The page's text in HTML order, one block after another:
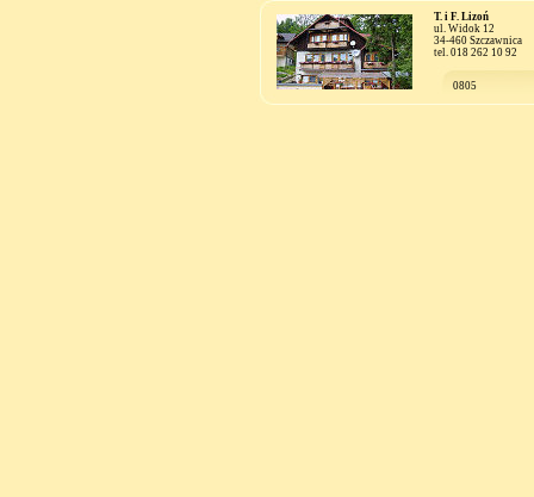
T. i F. Lizoń
ul. Widok 12
34-460 Szczawnica
tel. 018 262 10 92
0805